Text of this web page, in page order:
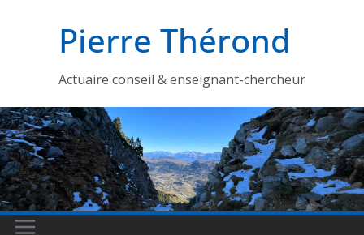
Pierre Thérond
Actuaire conseil & enseignant-chercheur